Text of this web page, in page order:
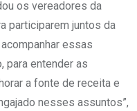
os vereadores da
participarem juntos da
essas
para entender as
a fonte de receita e
nesses assuntos”,